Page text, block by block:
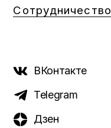
Сотрудничество
ВКонтакте
Telegram
Дзен